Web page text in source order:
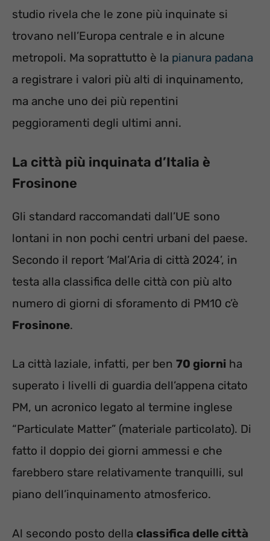
studio rivela che le zone più inquinate si
trovano nell’Europa centrale e in alcune
metropoli. Ma soprattutto è la pianura padana
a registrare i valori più alti di inquinamento,
ma anche uno dei più repentini
peggioramenti degli ultimi anni.
La città più inquinata d’Italia è
Frosinone
Gli standard raccomandati dall’UE sono
lontani in non pochi centri urbani del paese.
Secondo il report ‘Mal’Aria di città 2024’, in
testa alla classifica delle città con più alto
numero di giorni di sforamento di PM10 c’è
Frosinone.
La città laziale, infatti, per ben 70 giorni ha
superato i livelli di guardia dell’appena citato
PM, un acronico legato al termine inglese
“Particulate Matter” (materiale particolato). Di
fatto il doppio dei giorni ammessi e che
farebbero stare relativamente tranquilli, sul
piano dell’inquinamento atmosferico.
Al secondo posto della classifica delle città